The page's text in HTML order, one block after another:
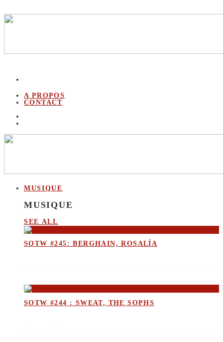
A PROPOS
CONTACT
MUSIQUE
MUSIQUE
SEE ALL
SOTW #245: BERGHAIN, ROSALÍA
SOTW #244 : SWEAT, THE SOPHS